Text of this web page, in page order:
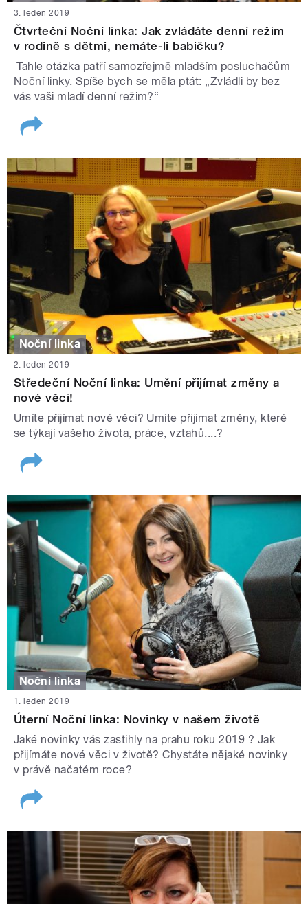
3. leden 2019
Čtvrteční Noční linka: Jak zvládáte denní režim
v rodině s dětmi, nemáte-li babičku?
Tahle otázka patří samozřejmě mladším posluchačům
Noční linky. Spíše bych se měla ptát: „Zvládli by bez
vás vaši mladí denní režim?“
Noční linka
2. leden 2019
Středeční Noční linka: Umění přijímat změny a
nové věci!
Umíte přijímat nové věci? Umíte přijímat změny, které
se týkají vašeho života, práce, vztahů....?
Noční linka
1. leden 2019
Úterní Noční linka: Novinky v našem životě
Jaké novinky vás zastihly na prahu roku 2019 ? Jak
přijímáte nové věci v životě? Chystáte nějaké novinky
v právě načatém roce?